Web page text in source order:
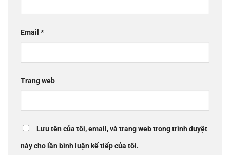
Email *
Trang web
Lưu tên của tôi, email, và trang web trong trình duyệt
này cho lần bình luận kế tiếp của tôi.